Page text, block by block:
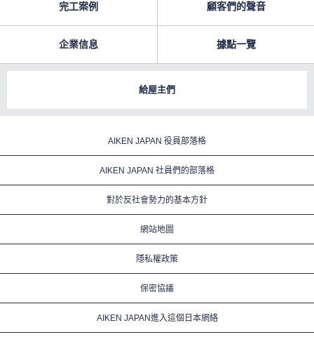
完工案例 顧客們的聲音
企業信息 據點一覽
給屋主們
AIKEN JAPAN 役員部落格
AIKEN JAPAN 社員們的部落格
對於反社會勢力的基本方針
網站地圖
隱私權政策
保密協議
AIKEN JAPAN進入這個日本網絡